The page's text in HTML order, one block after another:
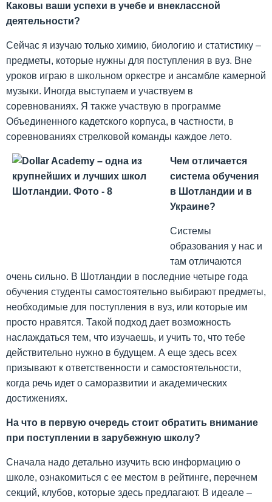
Каковы ваши успехи в учебе и внеклассной
деятельности?
Сейчас я изучаю только химию, биологию и статистику –
предметы, которые нужны для поступления в вуз. Вне
уроков играю в школьном оркестре и ансамбле камерной
музыки. Иногда выступаем и участвуем в
соревнованиях. Я также участвую в программе
Объединенного кадетского корпуса, в частности, в
соревнованиях стрелковой команды каждое лето.
Чем отличается
система обучения
в Шотландии и в
Украине?
Системы
образования у нас и
там отличаются
очень сильно. В Шотландии в последние четыре года
обучения студенты самостоятельно выбирают предметы,
необходимые для поступления в вуз, или которые им
просто нравятся. Такой подход дает возможность
наслаждаться тем, что изучаешь, и учить то, что тебе
действительно нужно в будущем. А еще здесь всех
призывают к ответственности и самостоятельности,
когда речь идет о саморазвитии и академических
достижениях.
На что в первую очередь стоит обратить внимание
при поступлении в зарубежную школу?
Сначала надо детально изучить всю информацию о
школе, ознакомиться с ее местом в рейтинге, перечнем
секций, клубов, которые здесь предлагают. В идеале –